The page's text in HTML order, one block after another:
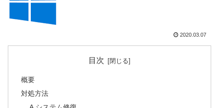
2020.03.07
目次
概要
対処方法